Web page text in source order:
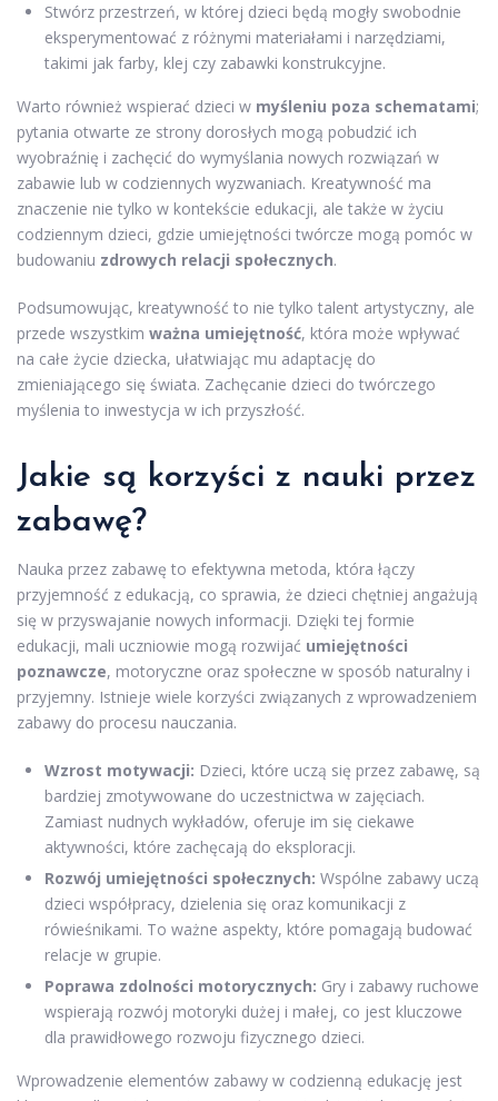
Stwórz przestrzeń, w której dzieci będą mogły swobodnie
eksperymentować z różnymi materiałami i narzędziami,
takimi jak farby, klej czy zabawki konstrukcyjne.
Warto również wspierać dzieci w myśleniu poza schematami;
pytania otwarte ze strony dorosłych mogą pobudzić ich
wyobraźnię i zachęcić do wymyślania nowych rozwiązań w
zabawie lub w codziennych wyzwaniach. Kreatywność ma
znaczenie nie tylko w kontekście edukacji, ale także w życiu
codziennym dzieci, gdzie umiejętności twórcze mogą pomóc w
budowaniu zdrowych relacji społecznych.
Podsumowując, kreatywność to nie tylko talent artystyczny, ale
przede wszystkim ważna umiejętność, która może wpływać
na całe życie dziecka, ułatwiając mu adaptację do
zmieniającego się świata. Zachęcanie dzieci do twórczego
myślenia to inwestycja w ich przyszłość.
Jakie są korzyści z nauki przez
zabawę?
Nauka przez zabawę to efektywna metoda, która łączy
przyjemność z edukacją, co sprawia, że dzieci chętniej angażują
się w przyswajanie nowych informacji. Dzięki tej formie
edukacji, mali uczniowie mogą rozwijać umiejętności
poznawcze, motoryczne oraz społeczne w sposób naturalny i
przyjemny. Istnieje wiele korzyści związanych z wprowadzeniem
zabawy do procesu nauczania.
Wzrost motywacji: Dzieci, które uczą się przez zabawę, są
bardziej zmotywowane do uczestnictwa w zajęciach.
Zamiast nudnych wykładów, oferuje im się ciekawe
aktywności, które zachęcają do eksploracji.
Rozwój umiejętności społecznych: Wspólne zabawy uczą
dzieci współpracy, dzielenia się oraz komunikacji z
rówieśnikami. To ważne aspekty, które pomagają budować
relacje w grupie.
Poprawa zdolności motorycznych: Gry i zabawy ruchowe
wspierają rozwój motoryki dużej i małej, co jest kluczowe
dla prawidłowego rozwoju fizycznego dzieci.
Wprowadzenie elementów zabawy w codzienną edukację jest